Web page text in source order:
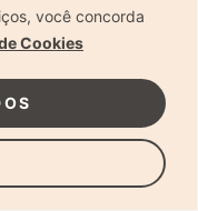
você concorda
Cookies
o fluxo de trabalho